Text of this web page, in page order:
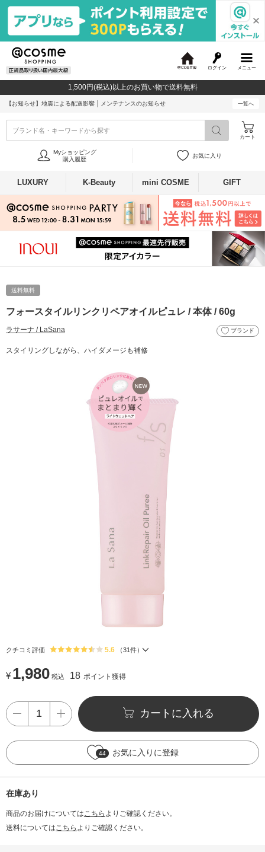
メニュー
ログイン
c
o
1,500円(税込)以上のお買い物で送料無料
【お知らせ】 地震による配送影響 メンテナンスのお知らせ 一覧へ
ブランド名・キーワードから探す
カート
Myショッピング
購入履歴
お気に入り
LUXURY K-Beauty mini COSME GIFT
送料無料
フォースタイルリンクリペアオイルピュレ / 本体 / 60g
ラサーナ / LaSana ブランド
スタイリングしながら、ハイダメージも補修
クチコミ評価 5.6 （31件）
¥ 1,980 税込 18 ポイント獲得
カートに入れる
44 お気に入りに登録
在庫あり
商品のお届けについては こちら よりご確認ください。
送料については こちら よりご確認ください。